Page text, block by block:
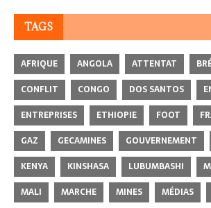
TAGS
AFRIQUE ANGOLA ATTENTAT
CONFLIT
CONGO DOS SANTOS
ENTREPRISES
ETHIOPIE FOOT
GAZ
GECAMINES GOUVERNEMENT
KENYA
KINSHASA LUBUMBASHI
MALI
MARCHE MINES MÉDIAS